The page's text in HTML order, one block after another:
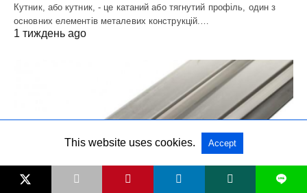
Кутник, або кутник, - це катаний або тягнутий профіль, один з
основних елементів металевих конструкцій.…
1 тиждень ago
L
This website uses cookies. Accept